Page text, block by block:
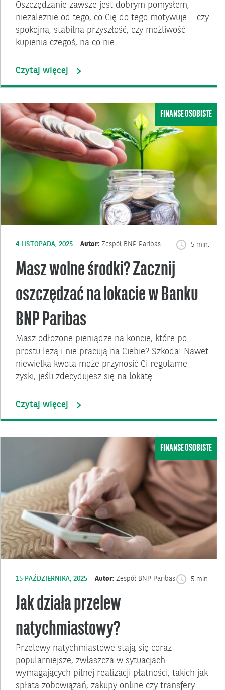
Oszczędzanie zawsze jest dobrym pomysłem,
niezależnie od tego, co Cię do tego motywuje – czy
spokojna, stabilna przyszłość, czy możliwość
kupienia czegoś, na co nie…
Czytaj więcej
FINANSE OSOBISTE
4 LISTOPADA, 2025 Autor: Zespół BNP Paribas 5 min.
Masz wolne środki? Zacznij
oszczędzać na lokacie w Banku
BNP Paribas
Masz odłożone pieniądze na koncie, które po
prostu leżą i nie pracują na Ciebie? Szkoda! Nawet
niewielka kwota może przynosić Ci regularne
zyski, jeśli zdecydujesz się na lokatę…
Czytaj więcej
FINANSE OSOBISTE
15 PAŹDZIERNIKA, 2025 Autor: Zespół BNP Paribas 5 min.
Jak działa przelew
natychmiastowy?
Przelewy natychmiastowe stają się coraz
popularniejsze, zwłaszcza w sytuacjach
wymagających pilnej realizacji płatności, takich jak
spłata zobowiązań, zakupy online czy transfery